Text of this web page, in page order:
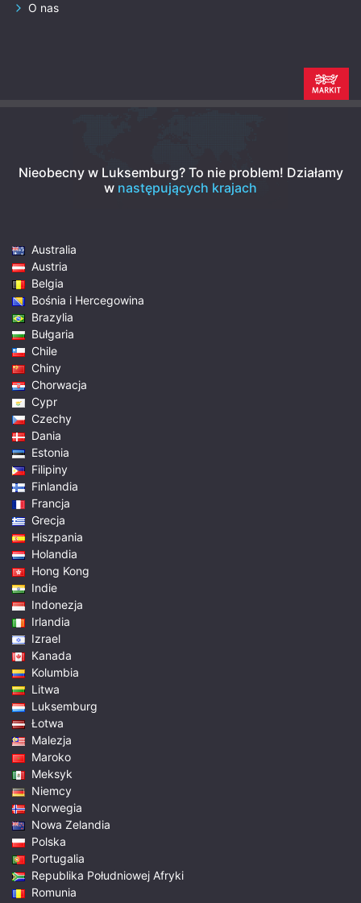
O nas
Nieobecny w Luksemburg? To nie problem! Działamy
w następujących krajach
Australia
Austria
Belgia
Bośnia i Hercegowina
Brazylia
Bułgaria
Chile
Chiny
Chorwacja
Cypr
Czechy
Dania
Estonia
Filipiny
Finlandia
Francja
Grecja
Hiszpania
Holandia
Hong Kong
Indie
Indonezja
Irlandia
Izrael
Kanada
Kolumbia
Litwa
Luksemburg
Łotwa
Malezja
Maroko
Meksyk
Niemcy
Norwegia
Nowa Zelandia
Polska
Portugalia
Republika Południowej Afryki
Romunia